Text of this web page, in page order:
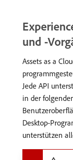
und -
Assets as a
Jede API
in der
Desktop-
unterstützen